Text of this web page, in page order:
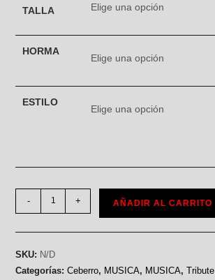
TALLA Elige una opción
HORMA
Elige una opción
ESTILO
Elige una opción
- + AÑADIR AL CARRITO
SKU: N/D
Categorías:Ceberro, MUSICA, MUSICA,Tribute